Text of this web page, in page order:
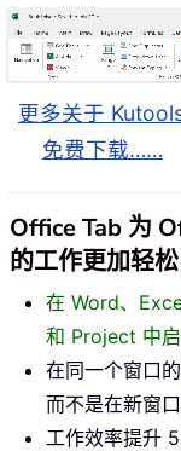
更多关于
免费下载……
Office Tab 为
的工作更加轻松
在 Word、
和 Project 中启
在同一个窗口
而不是在新窗口
工作效率提升